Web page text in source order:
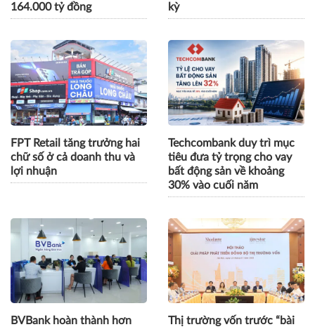
164.000 tỷ đồng
kỳ
FPT Retail tăng trưởng hai
chữ số ở cả doanh thu và
lợi nhuận
Techcombank duy trì mục
tiêu đưa tỷ trọng cho vay
bất động sản về khoảng
30% vào cuối năm
BVBank hoàn thành hơn
Thị trường vốn trước “bài